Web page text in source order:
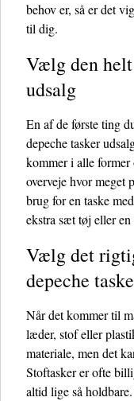
behov er, så er det
til dig.
Vælg den
udsalg
En af de første ting
depeche tasker
kommer i alle former
overveje hvor meget
brug for en taske
ekstra sæt tøj eller en
Vælg det
depeche
Når det kommer til
læder, stof eller
materiale, men det
Stoftasker er ofte
altid lige så